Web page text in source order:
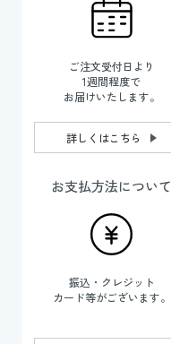
ご注文受付日より
1週間程度で
お届けいたします。
詳しくはこちら
お支払方法について
振込・クレジット
カード等がございます。